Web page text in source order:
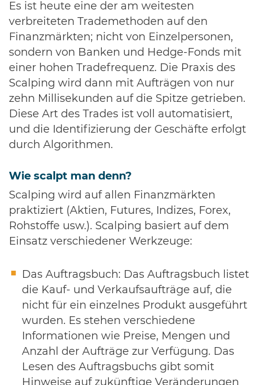
Es ist heute eine der am weitesten
verbreiteten Trademethoden auf den
Finanzmärkten; nicht von Einzelpersonen,
sondern von Banken und Hedge-Fonds mit
einer hohen Tradefrequenz. Die Praxis des
Scalping wird dann mit Aufträgen von nur
zehn Millisekunden auf die Spitze getrieben.
Diese Art des Trades ist voll automatisiert,
und die Identifizierung der Geschäfte erfolgt
durch Algorithmen.
Wie scalpt man denn?
Scalping wird auf allen Finanzmärkten
praktiziert (Aktien, Futures, Indizes, Forex,
Rohstoffe usw.). Scalping basiert auf dem
Einsatz verschiedener Werkzeuge:
Das Auftragsbuch: Das Auftragsbuch listet
die Kauf- und Verkaufsaufträge auf, die
nicht für ein einzelnes Produkt ausgeführt
wurden. Es stehen verschiedene
Informationen wie Preise, Mengen und
Anzahl der Aufträge zur Verfügung. Das
Lesen des Auftragsbuchs gibt somit
Hinweise auf zukünftige Veränderungen